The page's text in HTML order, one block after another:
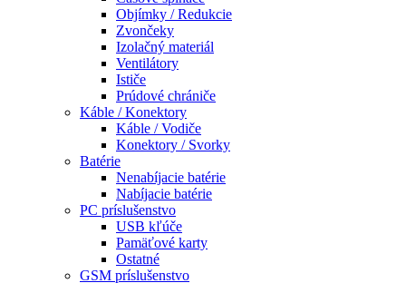
Objímky / Redukcie
Zvončeky
Izolačný materiál
Ventilátory
Ističe
Prúdové chrániče
Káble / Konektory
Káble / Vodiče
Konektory / Svorky
Batérie
Nenabíjacie batérie
Nabíjacie batérie
PC príslušenstvo
USB kľúče
Pamäťové karty
Ostatné
GSM príslušenstvo